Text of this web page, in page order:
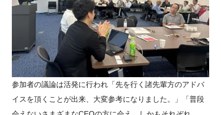
参加者の議論は活発に行われ「先を行く諸先輩方のアドバ
イスを頂くことが出来、大変参考になりました。」「普段